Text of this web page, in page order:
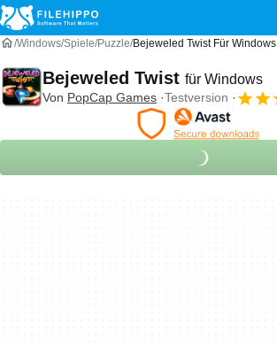
Windows Spiele Puzzle Bejeweled Twist Für Windows
Bejeweled Twist für Windows
Von PopCap Games Testversion